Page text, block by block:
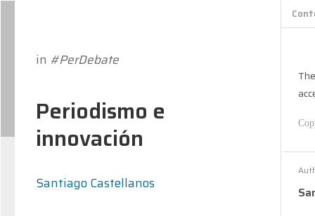
in #PerDebate
Periodismo e
innovación
Santiago Castellanos